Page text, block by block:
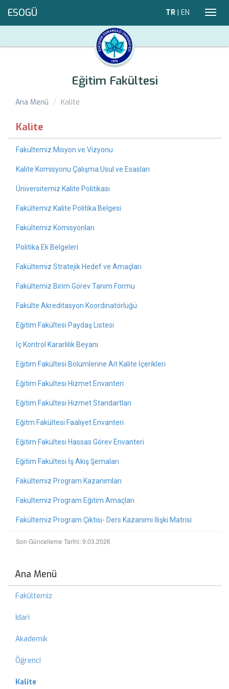
ESOGÜ TR | EN
Eğitim Fakültesi
Ana Menü Kalite
Kalite
Fakültemiz Misyon ve Vizyonu
Kalite Komisyonu Çalışma Usul ve Esasları
Üniversitemiz Kalite Politikası
Fakültemiz Kalite Politika Belgesi
Fakültemiz Komisyonları
Politika Ek Belgeleri
Fakültemiz Stratejik Hedef ve Amaçları
Fakültemiz Birim Görev Tanım Formu
Fakülte Akreditasyon Koordinatörlüğü
Eğitim Fakültesi Paydaş Listesi
İç Kontrol Kararlılık Beyanı
Eğitim Fakültesi Bölümlerine Ait Kalite İçerikleri
Eğitim Fakültesi Hizmet Envanteri
Eğitim Fakültesi Hizmet Standartları
Eğitm Fakültesi Faaliyet Envanteri
Eğitim Fakültesi Hassas Görev Envanteri
Eğitim Fakültesi İş Akış Şemaları
Fakültemiz Program Kazanımları
Fakültemiz Program Eğitim Amaçları
Fakültemiz Program Çıktısı- Ders Kazanımı İlişki Matrisi
Son Güncelleme Tarihi: 9.03.2026
Ana Menü
Fakültemiz
İdari
Akademik
Öğrenci
Kalite